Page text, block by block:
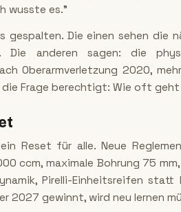
wusste es."
gespalten. Die einen sehen die
Die anderen sagen: die
Oberarmverletzung 2020,
Frage berechtigt: Wie oft geht
Reset für alle. Neue
ccm, maximale Bohrung 75
Pirelli-Einheitsreifen statt
2027 gewinnt, wird neu lernen